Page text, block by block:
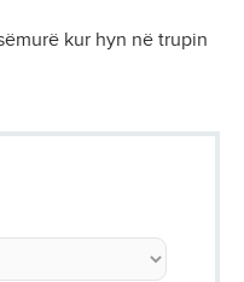
kur hyn në trupin